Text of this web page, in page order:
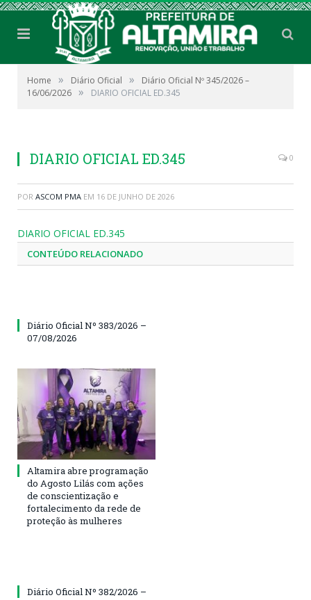
Home » Diário Oficial »
Diário Oficial Nº 345/2026 –
16/06/2026 » DIARIO OFICIAL ED.345
DIARIO OFICIAL ED.345 0
POR ASCOM PMA EM 16 DE JUNHO DE 2026
DIARIO OFICIAL ED.345
CONTEÚDO RELACIONADO
Diário Oficial Nº 383/2026 –
07/08/2026
Altamira abre programação
do Agosto Lilás com ações
de conscientização e
fortalecimento da rede de
proteção às mulheres
Diário Oficial Nº 382/2026 –